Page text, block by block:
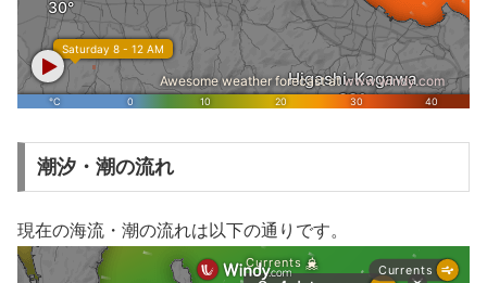
潮汐・潮の流れ
現在の海流・潮の流れは以下の通りです。